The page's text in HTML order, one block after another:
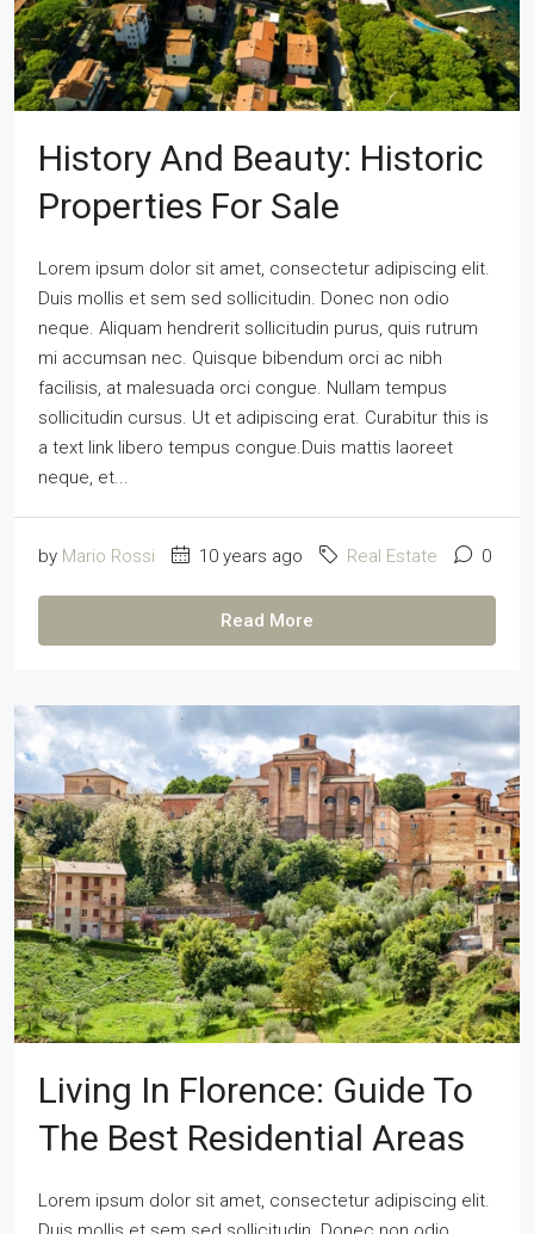
History And Beauty: Historic
Properties For Sale
Lorem ipsum dolor sit amet, consectetur adipiscing elit.
Duis mollis et sem sed sollicitudin. Donec non odio
neque. Aliquam hendrerit sollicitudin purus, quis rutrum
mi accumsan nec. Quisque bibendum orci ac nibh
facilisis, at malesuada orci congue. Nullam tempus
sollicitudin cursus. Ut et adipiscing erat. Curabitur this is
a text link libero tempus congue.Duis mattis laoreet
neque, et...
by Mario Rossi 10 years ago Real Estate 0
Read More
Living In Florence: Guide To
The Best Residential Areas
Lorem ipsum dolor sit amet, consectetur adipiscing elit.